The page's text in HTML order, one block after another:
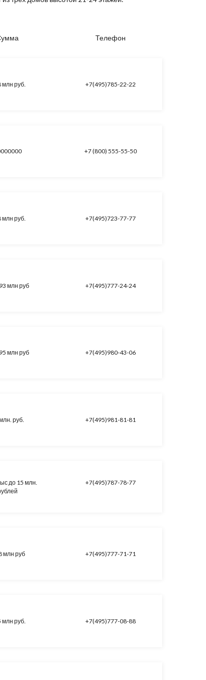
Телефон
млн руб. +7(495)785-22-22
+7 (800) 555-55-50
млн руб. +7(495)723-77-77
млн руб +7(495)777-24-24
млн руб +7(495)980-43-06
руб. +7(495)981-81-81
до 15 млн.
+7(495)787-78-77
млн руб +7(495)777-71-71
млн руб. +7(495)777-08-88